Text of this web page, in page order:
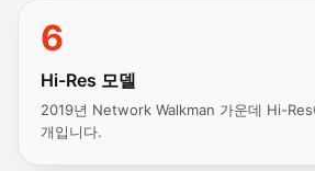
6
Hi-Res 모델
2019년 Network Walkman 가운데 Hi-
개입니다.